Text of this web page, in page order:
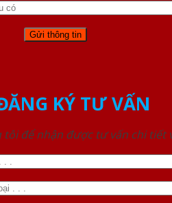
KÝ TƯ VẤN
tôi để nhận được tư vấn chi tiết